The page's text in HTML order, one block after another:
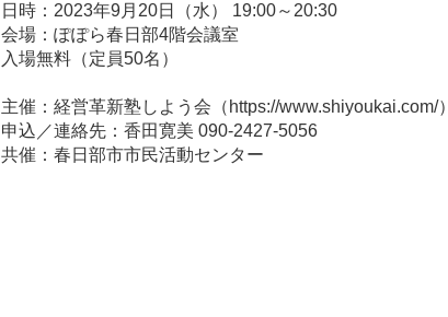
日時：2023年9月20日（水） 19:00～20:30
会場：ぽぽら春日部4階会議室
入場無料（定員50名）
主催：経営革新塾しよう会（https://www.shiyoukai.com/）
申込／連絡先：香田寛美 090-2427-5056
共催：春日部市市民活動センター